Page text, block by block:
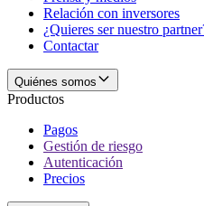
Relación con inversores
¿Quieres ser nuestro
Contactar
Quiénes somos
Productos
Pagos
Gestión de riesgo
Autenticación
Precios